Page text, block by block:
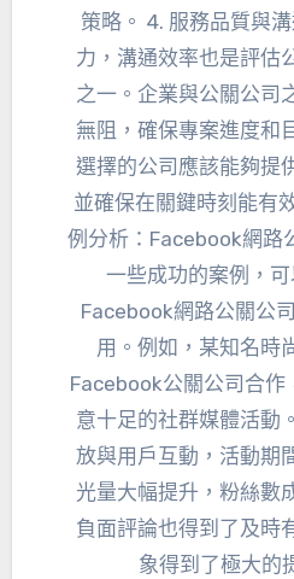
策略。 4. 服務品質與
力，溝通效率也是評估
之一。企業與公關公司
無阻，確保專案進度和
選擇的公司應該能夠提
並確保在關鍵時刻能有
例分析：Facebook網路
一些成功的案例，
Facebook網路公關公
用。例如，某知名時
Facebook公關公司合作
意十足的社群媒體活動
放與用戶互動，活動期
光量大幅提升，粉絲數
負面評論也得到了及時
象得到了極大的